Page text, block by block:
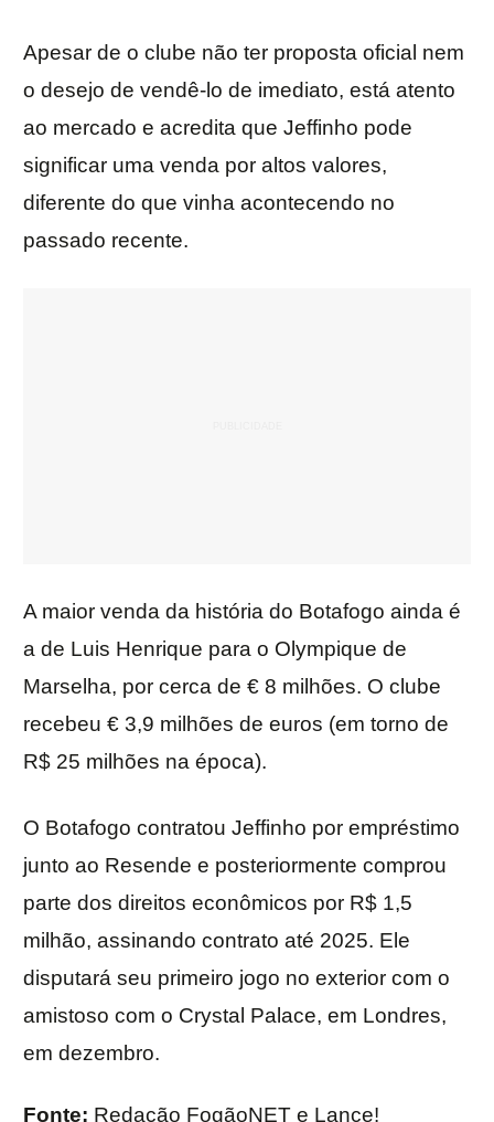
Apesar de o clube não ter proposta oficial nem
o desejo de vendê-lo de imediato, está atento
ao mercado e acredita que Jeffinho pode
significar uma venda por altos valores,
diferente do que vinha acontecendo no
passado recente.
A maior venda da história do Botafogo ainda é
a de Luis Henrique para o Olympique de
Marselha, por cerca de € 8 milhões. O clube
recebeu € 3,9 milhões de euros (em torno de
R$ 25 milhões na época).
O Botafogo contratou Jeffinho por empréstimo
junto ao Resende e posteriormente comprou
parte dos direitos econômicos por R$ 1,5
milhão, assinando contrato até 2025. Ele
disputará seu primeiro jogo no exterior com o
amistoso com o Crystal Palace, em Londres,
em dezembro.
Fonte: Redação FogãoNET e Lance!